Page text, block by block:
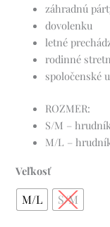
záhradnú
dovolenku
letné
rodinné
spoločenské
ROZMER:
S/M –
M/L –
Veľkosť
M/L S/M